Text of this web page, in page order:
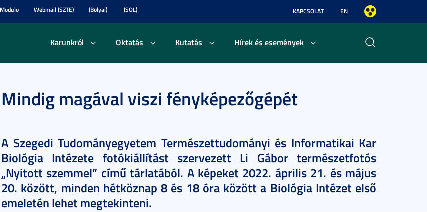
Modulo Webmail (SZTE) (Bolyai) (SOL) KAPCSOLAT EN
Karunkról Oktatás Kutatás Hírek és események
Mindig magával viszi fényképezőgépét
A Szegedi Tudományegyetem Természettudományi és Informatikai Kar
Biológia Intézete fotókiállítást szervezett Li Gábor természetfotós
„Nyitott szemmel” című tárlatából. A képeket 2022. április 21. és május
20. között, minden hétköznap 8 és 18 óra között a Biológia Intézet első
emeletén lehet megtekinteni.